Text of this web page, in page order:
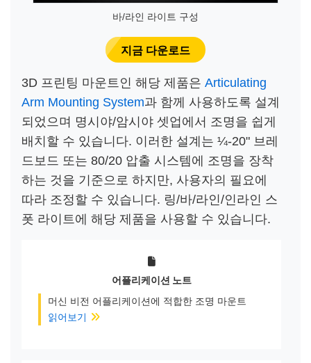
바/라인 라이트 구성
지금 다운로드
3D 프린팅 마운트인 해당 제품은 Articulating
Arm Mounting System과 함께 사용하도록 설계
되었으며 명시야/암시야 셋업에서 조명을 쉽게
배치할 수 있습니다. 이러한 설계는 ¼-20" 브레
드보드 또는 80/20 압출 시스템에 조명을 장착
하는 것을 기준으로 하지만, 사용자의 필요에
따라 조정할 수 있습니다. 링/바/라인/인라인 스
폿 라이트에 해당 제품을 사용할 수 있습니다.
어플리케이션 노트
머신 비전 어플리케이션에 적합한 조명 마운트
읽어보기